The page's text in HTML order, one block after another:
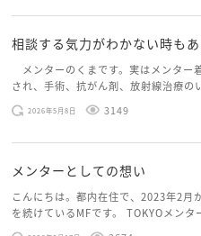
相談する気力がわかない時も
メンターのくまです。実はメンター
され、手術、抗がん剤、放射線治療の
スを体験していて、しばらくメンター
いませんでした。体力だけでなく、気
2026年5月8日 3149
メンターとしての想い
こんにちは。都内在住で、2023年2月
を続けているMFです。 TOKYOメンタ
げたいという想いから、勇気を出して